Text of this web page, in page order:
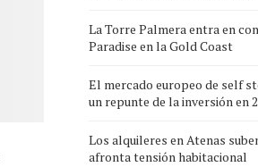
La Torre Palmera entra en
Paradise en la Gold Coast
El mercado europeo de self
un repunte de la inversión en
Los alquileres en Atenas
afronta tensión habitacional